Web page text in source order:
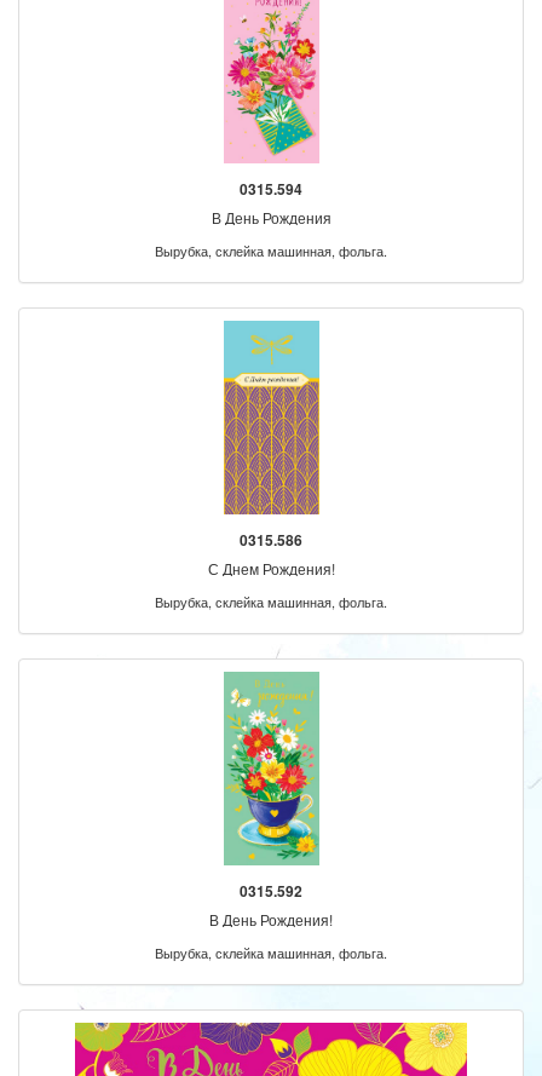
0315.594
В День Рождения
Вырубка, склейка машинная, фольга.
0315.586
С Днем Рождения!
Вырубка, склейка машинная, фольга.
0315.592
В День Рождения!
Вырубка, склейка машинная, фольга.